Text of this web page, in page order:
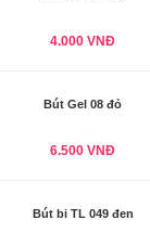
4.000 VNĐ
Bút Gel 08 đỏ
6.500 VNĐ
Bút bi TL 049 đen